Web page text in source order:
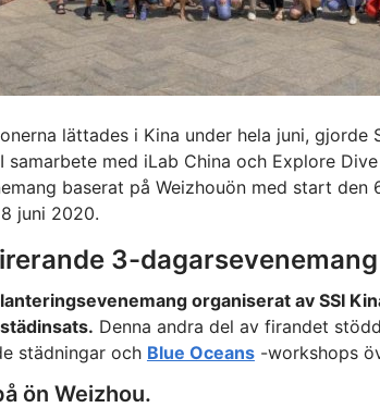
lättades i Kina under hela juni, gjorde
samarbete med iLab China och Explore
baserat på Weizhouön med start
juni 2020.
3-
organiserat av SSI
Denna andra del av firandet
städningar och Blue Oceans-workshops
ön Weizhou.